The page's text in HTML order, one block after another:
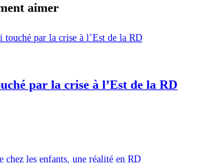
aimer
par la crise à l’Est de la RD